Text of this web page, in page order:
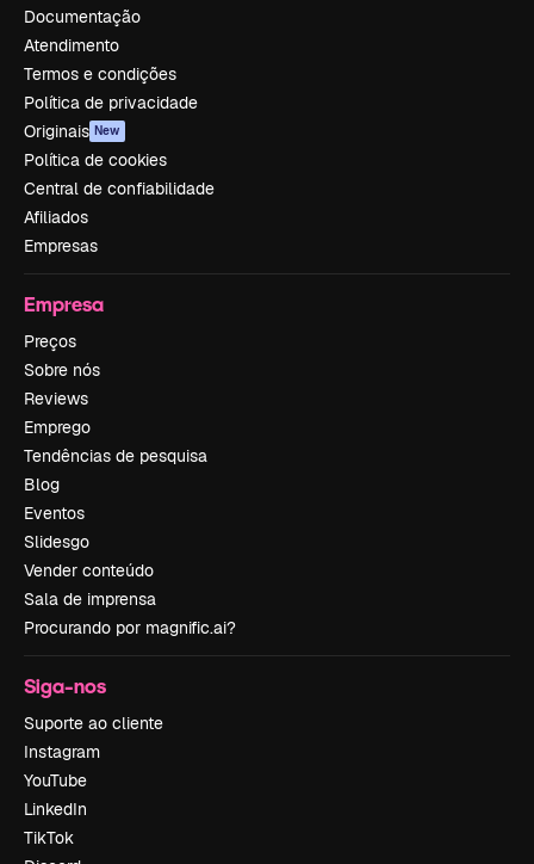
Documentação
Atendimento
Termos e condições
Política de privacidade
Originais New
Política de cookies
Central de confiabilidade
Afiliados
Empresas
Empresa
Preços
Sobre nós
Reviews
Emprego
Tendências de pesquisa
Blog
Eventos
Slidesgo
Vender conteúdo
Sala de imprensa
Procurando por magnific.ai?
Siga-nos
Suporte ao cliente
Instagram
YouTube
LinkedIn
TikTok